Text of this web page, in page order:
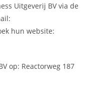
Uitgeverij BV via de
hun website:
op: Reactorweg 187